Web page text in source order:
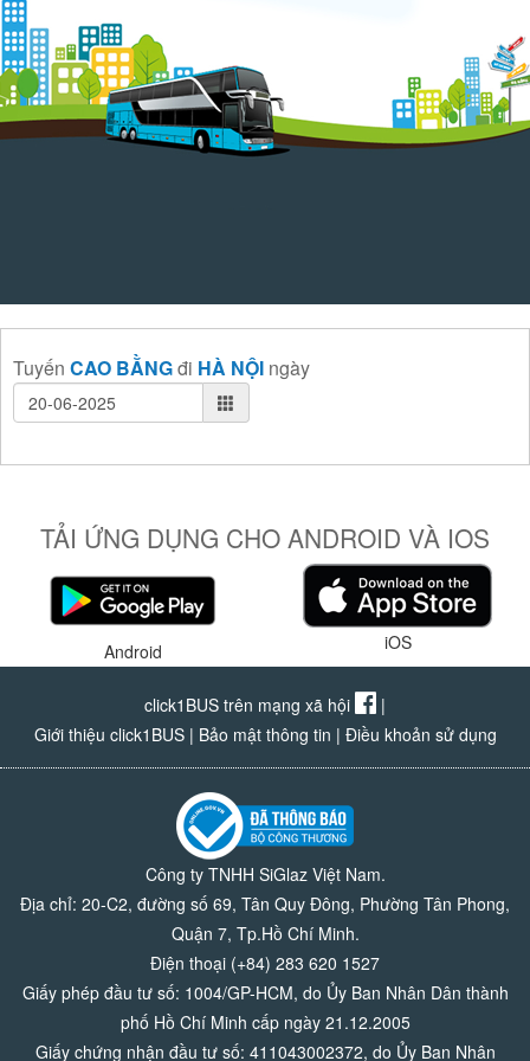
Tuyến CAO BẰNGđi HÀ NỘI ngày
TẢI ỨNG DỤNG CHO ANDROID VÀ IOS
Android iOS
click1BUS trên mạng xã hội
|
Giới thiệu click1BUS| Bảo mật thông tin | Điều khoản sử dụng
Công ty TNHH SiGlaz Việt Nam.
Địa chỉ: 20-C2, đường số 69, Tân Quy Đông, Phường Tân Phong,
Quận 7, Tp.Hồ Chí Minh.
Điện thoại (+84) 283 620 1527
Giấy phép đầu tư số: 1004/GP-HCM, do Ủy Ban Nhân Dân thành
phố Hồ Chí Minh cấp ngày 21.12.2005
Giấy chứng nhận đầu tư số: 411043002372, do Ủy Ban Nhân